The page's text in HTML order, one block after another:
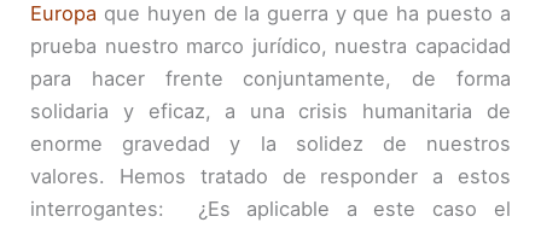
Europa que huyen de la guerra y que ha puesto a
prueba nuestro marco jurídico, nuestra capacidad
para hacer frente conjuntamente, de forma
solidaria y eficaz, a una crisis humanitaria de
enorme gravedad y la solidez de nuestros
valores. Hemos tratado de responder a estos
interrogantes: ¿Es aplicable a este caso el